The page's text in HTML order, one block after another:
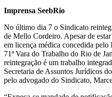
Imprensa SeebRio
No último dia 7 o Sindicato
de Mello Cordeiro. Apesar de
em licença médica concedida
71ª Vara do Trabalho do Rio de
reintegração é um trabalho
Secretaria de Assuntos Jurídicos
pelo advogado do Sindicato,